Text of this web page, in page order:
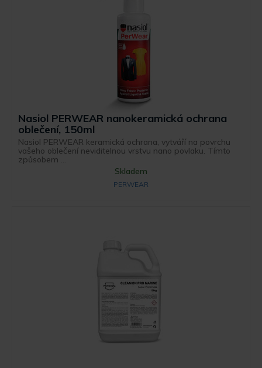
Nasiol PERWEAR nanokeramická ochrana
oblečení, 150ml
Nasiol PERWEAR keramická ochrana, vytváří na povrchu
vašeho oblečení neviditelnou vrstvu nano povlaku. Tímto
způsobem ...
Skladem
PERWEAR